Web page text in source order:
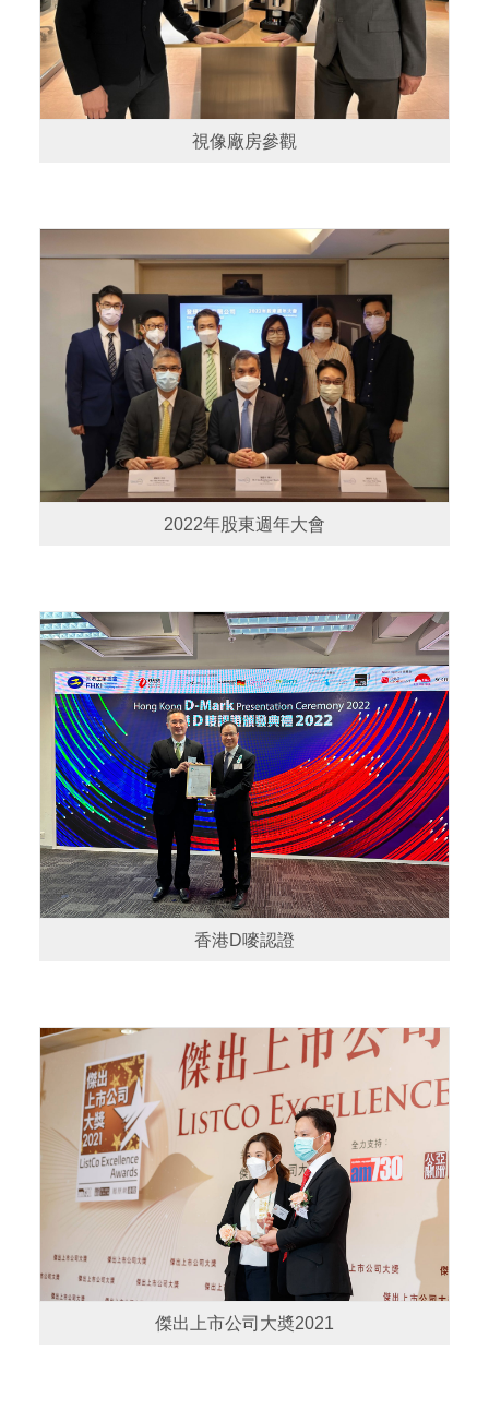
視像廠房參觀
2022年股東週年大會
香港D嘜認證
傑出上市公司大奬2021